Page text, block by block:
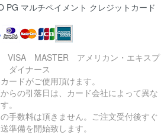
PG マルチペイメント クレジットカード
VISA MASTER アメリカン・エキスプ
ダイナース
ードがご使用頂けます。
らの引落日は、カード会社によって異な
。
手数料は頂きません。ご注文受付後すぐ
準備を開始致します。